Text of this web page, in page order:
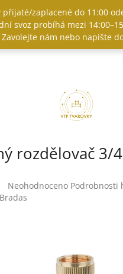
přijaté/zaplacené do 11:00
svoz probíhá mezi
Zavolejte nám nebo napište
rozdělovač 3/
Průměrné
hodnocení
Neohodnoceno Podrobnosti
Bradas